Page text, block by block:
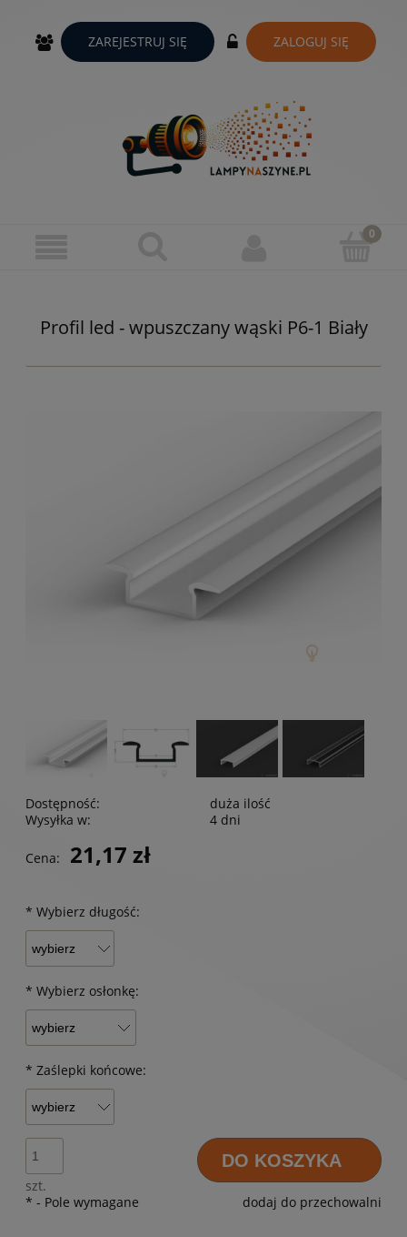
ZAREJESTRUJ SIĘ ZALOGUJ SIĘ
Profil led - wpuszczany wąski P6-1 Biały
Dostępność:
duża ilość
Wysyłka w:
4 dni
Cena: 21,17 zł
* Wybierz długość:
* Wybierz osłonkę:
* Zaślepki końcowe:
szt.
DO KOSZYKA
dodaj do przechowalni
* - Pole wymagane